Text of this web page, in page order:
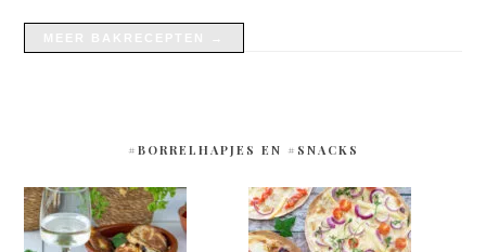
#BORRELHAPJES EN #SNACKS